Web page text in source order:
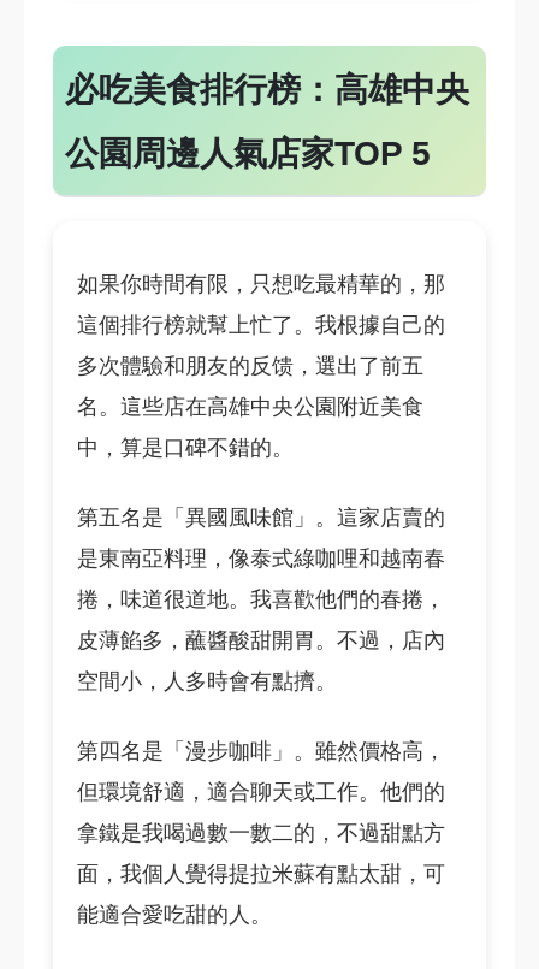
必吃美食排行榜：高雄中央
公園周邊人氣店家TOP 5
如果你時間有限，只想吃最精華的，那
這個排行榜就幫上忙了。我根據自己的
多次體驗和朋友的反馈，選出了前五
名。這些店在高雄中央公園附近美食
中，算是口碑不錯的。
第五名是「異國風味館」。這家店賣的
是東南亞料理，像泰式綠咖哩和越南春
捲，味道很道地。我喜歡他們的春捲，
皮薄餡多，蘸醬酸甜開胃。不過，店內
空間小，人多時會有點擠。
第四名是「漫步咖啡」。雖然價格高，
但環境舒適，適合聊天或工作。他們的
拿鐵是我喝過數一數二的，不過甜點方
面，我個人覺得提拉米蘇有點太甜，可
能適合愛吃甜的人。